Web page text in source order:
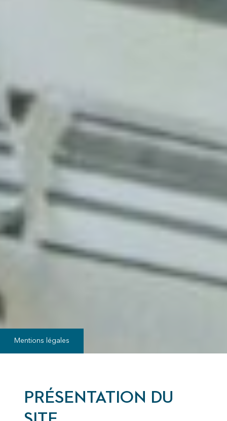
Mentions légales
PRÉSENTATION DU